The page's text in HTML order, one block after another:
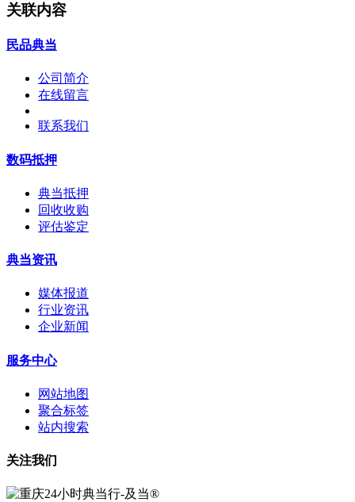
关联内容
民品典当
公司简介
在线留言
联系我们
数码抵押
典当抵押
回收收购
评估鉴定
典当资讯
媒体报道
行业资讯
企业新闻
服务中心
网站地图
聚合标签
站内搜索
关注我们